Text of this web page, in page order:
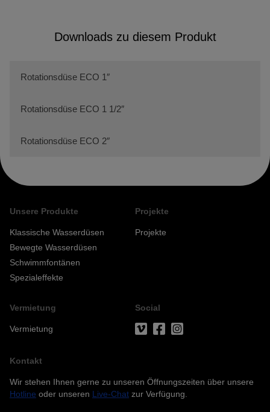
Downloads zu diesem Produkt
Rotationsdüse ECO 1″
Rotationsdüse ECO 1 1/2″
Rotationsdüse ECO 2″
Unsere Produkte
Klassische Wasserdüsen
Bewegte Wasserdüsen
Schwimmfontänen
Spezialeffekte
Projekte
Projekte
Vermietung
Vermietung
Social
Kontakt
Wir stehen Ihnen gerne zu unseren Öffnungszeiten über unsere
Hotline oder unseren Live-Chat zur Verfügung.